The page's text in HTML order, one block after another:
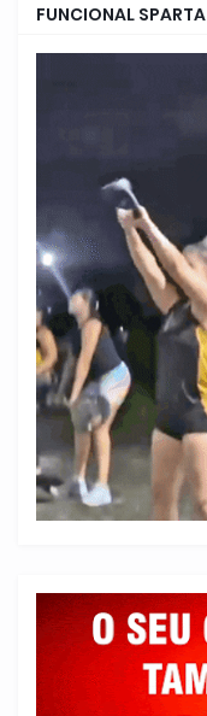
FUNCIONAL SPARTA